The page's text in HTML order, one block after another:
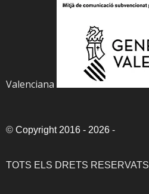
Valenciana
© Copyright 2016 - 2026 -
TOTS ELS DRETS RESERVATS